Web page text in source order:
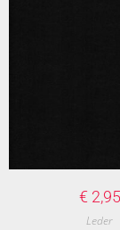
€ 2,95
Leder